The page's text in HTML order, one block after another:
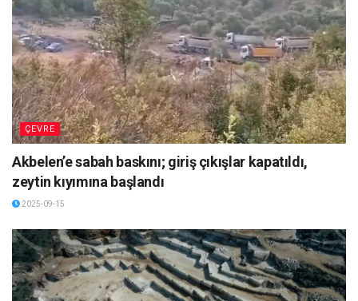
ÇEVRE
Akbelen’e sabah baskını; giriş çıkışlar kapatıldı,
zeytin kıyımına başlandı
2025-09-15